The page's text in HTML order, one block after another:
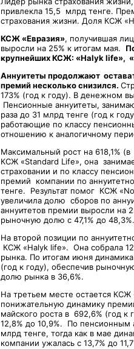
привлекла 15,5 млрд тенге.
страхования жизни. Доля КСЖ
КСЖ «Евразия», получившая
выросли на 25% к итогам мая.
крупнейших КСЖ: «Halyk life»,
Аннуитеты продолжают
премий несколько снизился.
173% (год к году). В денежном
Пенсионные аннуитеты,
раза до 31 млрд тенге (год к
работающие по классу
отношению к аналогичному
Максимальный рост на 618,1%
КСЖ «Standard Life», она
страховании и по классу
премий компании по
тенге. Результат помог КСЖ
увеличила долю сборов по
аннуитетов премии выросли на
рыночную долю с 47,1% до 48,3%.
На второй позиции по
КСЖ «Halyk life». Она собрала
рынка. По итогам июня
(год к году), обеспечив
долю рынка в 36,6%.
На третьем месте остается КСЖ
понижательную динамику
майского роста в 692,6% (год к
12,8% до 10,9%. По
млрд тенге, тогда как в мае
компании ужалась с 13,7% до